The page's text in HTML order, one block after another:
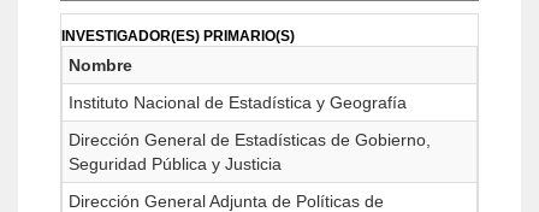
INVESTIGADOR(ES) PRIMARIO(S)
Nombre
Instituto Nacional de Estadística y Geografía
Dirección General de Estadísticas de Gobierno,
Seguridad Pública y Justicia
Dirección General Adjunta de Políticas de